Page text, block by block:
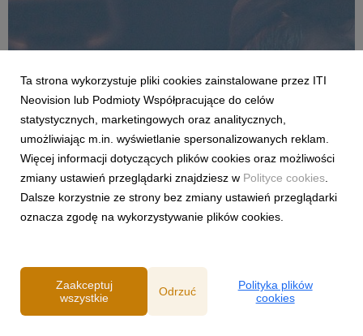
UNIWERSUM XD
Ruszają zdjęcia do serialu EKSPEDYCJA XD,
spin offu z uniwersum spod szyldu XD.
Zbyszek, ukochany bohater, doczeka się
własnej produkcji!
18 września 2025
entuzjazm na myśl o osobnych przygodach charyzmatycznego
wąsatego kierowcy tira, Zbyszka. To życzenie niedługo się
spełni, bo ruszają właśnie zdjęcia do serialu EKSPEDYCJA XD,
będącego spin-offem uniwersum spod szyldu...
Ta strona wykorzystuje pliki cookies zainstalowane przez ITI
Neovision lub Podmioty Współpracujące do celów
statystycznych, marketingowych oraz analitycznych,
umożliwiając m.in. wyświetlanie spersonalizowanych reklam.
Więcej informacji dotyczących plików cookies oraz możliwości
zmiany ustawień przeglądarki znajdziesz w Polityce cookies
Dalsze korzystnie ze strony bez zmiany ustawień przeglądarki
oznacza zgodę na wykorzystywanie plików cookies.
Zaakceptuj
wszystkie
Odrzuć
Polityka plików
cookies